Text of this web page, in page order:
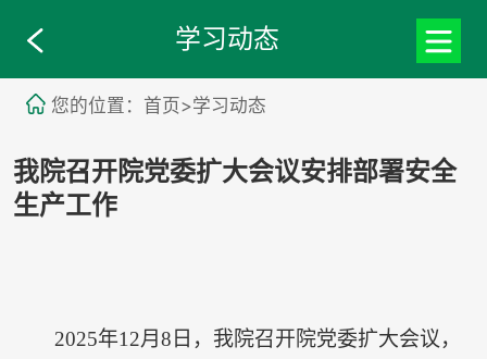
学习动态
您的位置：首页>学习动态
我院召开院党委扩大会议安排部署安全
生产工作
2025年12月8日，我院召开院党委扩大会议，